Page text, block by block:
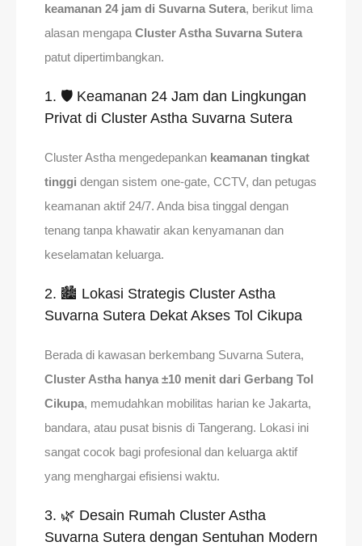
keamanan 24 jam di Suvarna Sutera, berikut lima
alasan mengapa Cluster Astha Suvarna Sutera
patut dipertimbangkan.
1. 🛡️ Keamanan 24 Jam dan Lingkungan
Privat di Cluster Astha Suvarna Sutera
Cluster Astha mengedepankan keamanan tingkat
tinggi dengan sistem one-gate, CCTV, dan petugas
keamanan aktif 24/7. Anda bisa tinggal dengan
tenang tanpa khawatir akan kenyamanan dan
keselamatan keluarga.
2. 🏙️ Lokasi Strategis Cluster Astha
Suvarna Sutera Dekat Akses Tol Cikupa
Berada di kawasan berkembang Suvarna Sutera,
Cluster Astha hanya ±10 menit dari Gerbang Tol
Cikupa, memudahkan mobilitas harian ke Jakarta,
bandara, atau pusat bisnis di Tangerang. Lokasi ini
sangat cocok bagi profesional dan keluarga aktif
yang menghargai efisiensi waktu.
3. 🌿 Desain Rumah Cluster Astha
Suvarna Sutera dengan Sentuhan Modern